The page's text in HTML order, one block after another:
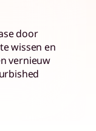
door
wissen en
vernieuw